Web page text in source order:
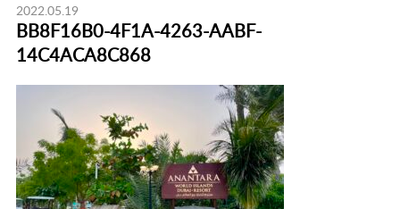
2022.05.19
BB8F16B0-4F1A-4263-AABF-
14C4ACA8C868